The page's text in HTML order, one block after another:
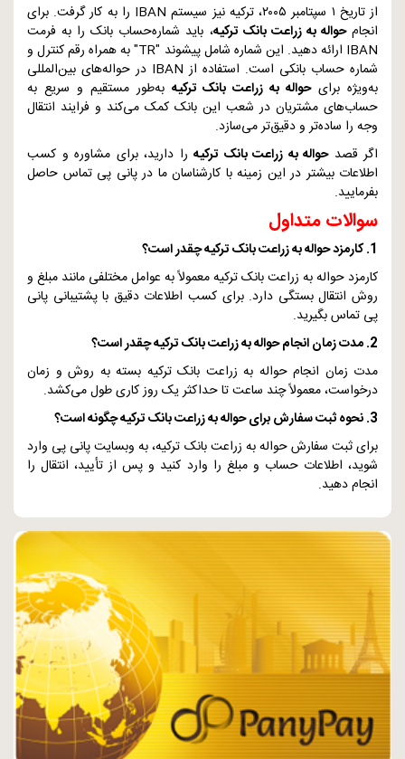
از تاریخ ۱ سپتامبر ۲۰۰۵، ترکیه نیز سیستم IBAN را به کار گرفت. برای
انجامحواله به زراعت بانک ترکیه، باید شماره‌حساب بانک را به فرمت
IBAN ارائه دهید. این شماره شامل پیشوند "TR" به همراه رقم کنترل و
شماره حساب بانکی است. استفاده از IBAN در حواله‌های بین‌المللی
به‌ویژه برایحواله به زراعت بانک ترکیه به‌طور مستقیم و سریع به
حساب‌های مشتریان در شعب این بانک کمک می‌کند و فرایند انتقال
وجه را ساده‌تر و دقیق‌تر می‌سازد.
اگر قصدحواله به زراعت بانک ترکیه را دارید، برای مشاوره و کسب
اطلاعات بیشتر در این زمینه با کارشناسان ما در پانی پی تماس حاصل
بفرمایید.
سوالات متداول
1. کارمزد حواله به زراعت بانک ترکیه چقدر است؟
کارمزد حواله به زراعت بانک ترکیه معمولاً به عوامل مختلفی مانند مبلغ و
روش انتقال بستگی دارد. برای کسب اطلاعات دقیق با پشتیبانی پانی
پی تماس بگیرید.
2. مدت زمان انجام حواله به زراعت بانک ترکیه چقدر است؟
مدت زمان انجام حواله به زراعت بانک ترکیه بسته به روش و زمان
درخواست، معمولاً چند ساعت تا حداکثر یک روز کاری طول می‌کشد.
3. نحوه ثبت سفارش برای حواله به زراعت بانک ترکیه چگونه است؟
برای ثبت سفارش حواله به زراعت بانک ترکیه، به وبسایت پانی پی وارد
شوید، اطلاعات حساب و مبلغ را وارد کنید و پس از تأیید، انتقال را
انجام دهید.